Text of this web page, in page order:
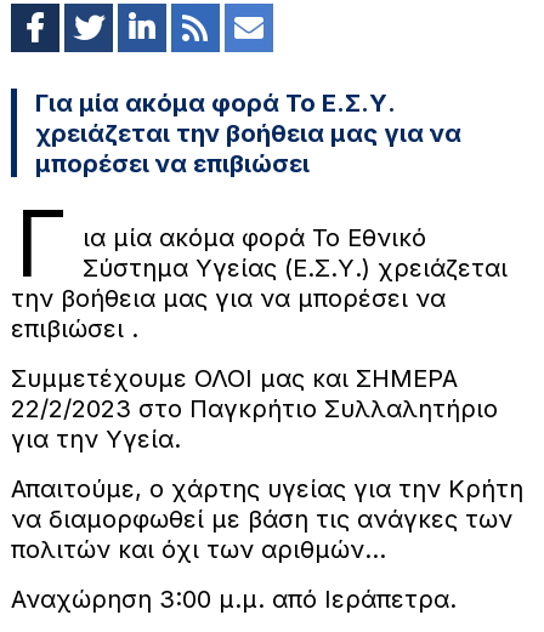
Για μία ακόμα φορά Το Ε.Σ.Υ.
χρειάζεται την βοήθεια μας για να
μπορέσει να επιβιώσει
Γ
ια μία ακόμα φορά Το Εθνικό
Σύστημα Υγείας (Ε.Σ.Υ.) χρειάζεται
την βοήθεια μας για να μπορέσει να
επιβιώσει .
Συμμετέχουμε ΟΛΟΙ μας και ΣΗΜΕΡΑ
22/2/2023 στο Παγκρήτιο Συλλαλητήριο
για την Υγεία.
Απαιτούμε, ο χάρτης υγείας για την Κρήτη
να διαμορφωθεί με βάση τις ανάγκες των
πολιτών και όχι των αριθμών…
Αναχώρηση 3:00 μ.μ. από Ιεράπετρα.